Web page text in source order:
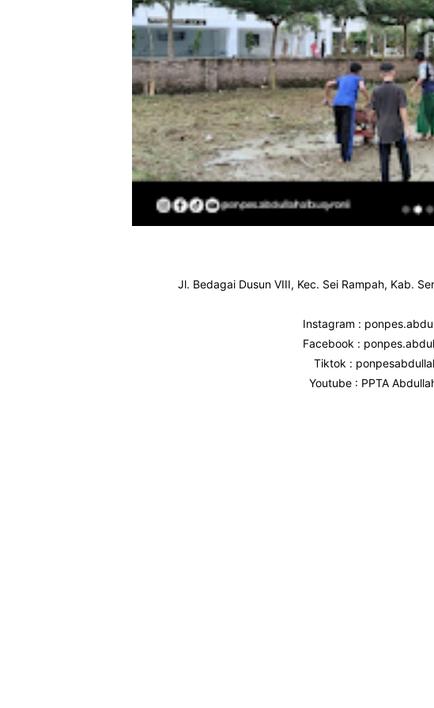
Jl. Bedagai Dusun VIII, Kec. Sei Rampah, Kab.
Instagram :
Facebook :
Tiktok :
Youtube : PPTA